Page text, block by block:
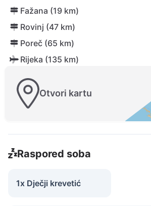
Fažana (19 km)
Rovinj (47 km)
Poreč (65 km)
Rijeka (135 km)
Otvori kartu
Raspored soba
1x Dječji krevetić